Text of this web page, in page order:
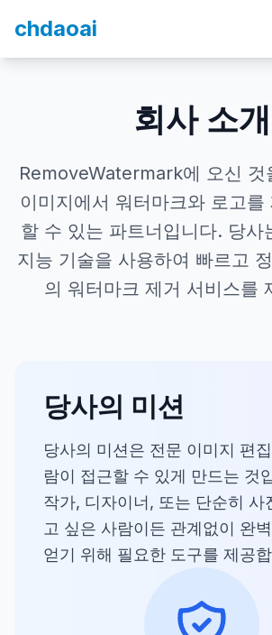
chdaoai
회사 소개
RemoveWatermark에 오신 것
이미지에서 워터마크와 로고를
할 수 있는 파트너입니다. 당사
지능 기술을 사용하여 빠르고
의 워터마크 제거 서비스를
당사의 미션
당사의 미션은 전문 이미지 편
람이 접근할 수 있게 만드는 것
작가, 디자이너, 또는 단순히 사
고 싶은 사람이든 관계없이 완
얻기 위해 필요한 도구를 제공